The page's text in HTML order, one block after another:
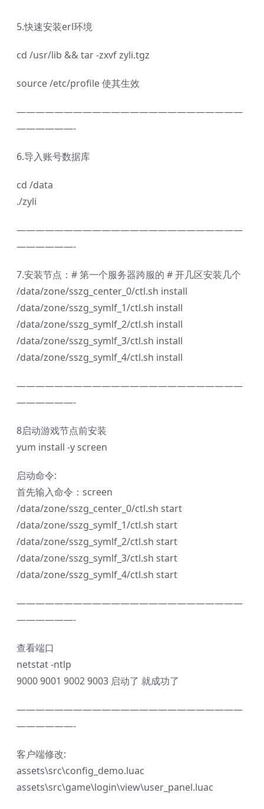
5.快速安装erl环境
cd /usr/lib && tar -zxvf zyli.tgz
source /etc/profile 使其生效
————————————————————————
——————-
6.导入账号数据库
cd /data
./zyli
————————————————————————
——————-
7.安装节点：# 第一个服务器跨服的 # 开几区安装几个
/data/zone/sszg_center_0/ctl.sh install
/data/zone/sszg_symlf_1/ctl.sh install
/data/zone/sszg_symlf_2/ctl.sh install
/data/zone/sszg_symlf_3/ctl.sh install
/data/zone/sszg_symlf_4/ctl.sh install
————————————————————————
——————-
8启动游戏节点前安装
yum install -y screen
启动命令:
首先输入命令：screen
/data/zone/sszg_center_0/ctl.sh start
/data/zone/sszg_symlf_1/ctl.sh start
/data/zone/sszg_symlf_2/ctl.sh start
/data/zone/sszg_symlf_3/ctl.sh start
/data/zone/sszg_symlf_4/ctl.sh start
————————————————————————
——————-
查看端口
netstat -ntlp
9000 9001 9002 9003 启动了 就成功了
————————————————————————
——————-
客户端修改:
assets\src\config_demo.luac
assets\src\game\login\view\user_panel.luac